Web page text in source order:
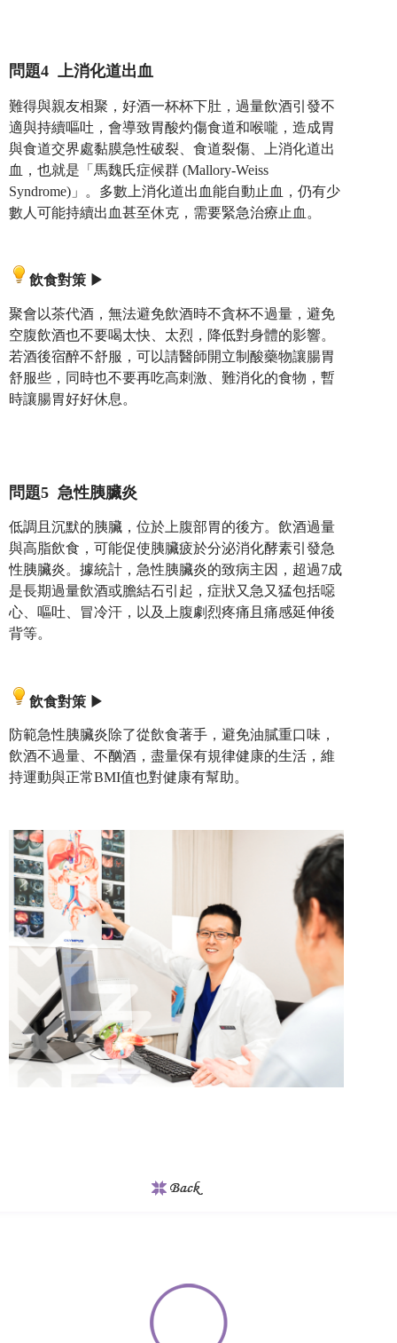
問題4 上消化道出血
難得與親友相聚，好酒一杯杯下肚，過量飲酒引發不
適與持續嘔吐，會導致胃酸灼傷食道和喉嚨，造成胃
與食道交界處黏膜急性破裂、食道裂傷、上消化道出
血，也就是「馬魏氏症候群 (Mallory-Weiss
Syndrome)」。多數上消化道出血能自動止血，仍有少
數人可能持續出血甚至休克，需要緊急治療止血。
飲食對策 ▶
聚會以茶代酒，無法避免飲酒時不貪杯不過量，避免
空腹飲酒也不要喝太快、太烈，降低對身體的影響。
若酒後宿醉不舒服，可以請醫師開立制酸藥物讓腸胃
舒服些，同時也不要再吃高刺激、難消化的食物，暫
時讓腸胃好好休息。
問題5 急性胰臟炎
低調且沉默的胰臟，位於上腹部胃的後方。飲酒過量
與高脂飲食，可能促使胰臟疲於分泌消化酵素引發急
性胰臟炎。據統計，急性胰臟炎的致病主因，超過7成
是長期過量飲酒或膽結石引起，症狀又急又猛包括噁
心、嘔吐、冒冷汗，以及上腹劇烈疼痛且痛感延伸後
背等。
飲食對策 ▶
防範急性胰臟炎除了從飲食著手，避免油膩重口味，
飲酒不過量、不酗酒，盡量保有規律健康的生活，維
持運動與正常BMI值也對健康有幫助。